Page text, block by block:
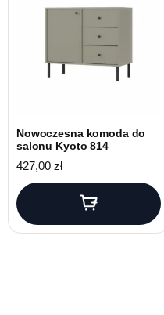
Nowoczesna komoda do
salonu Kyoto 814
427,00 zł